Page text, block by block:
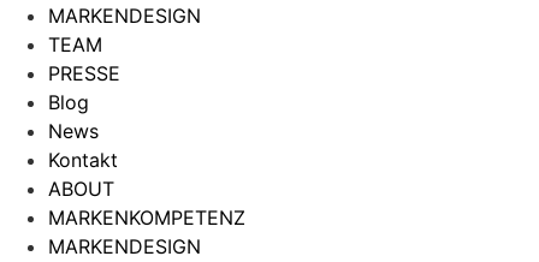
MARKENDESIGN
TEAM
PRESSE
Blog
News
Kontakt
ABOUT
MARKENKOMPETENZ
MARKENDESIGN